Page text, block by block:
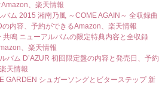
、楽天情報
バム 2015 湘南乃風 ～COME AGAIN～ 全収録曲
の内容、予約ができるAmazon、楽天情報
共鳴 ニューアルバムの限定特典内容と全収録
、楽天情報
バム D’AZUR 初回限定盤の内容と発売日、予約
天情報
GARDEN シュガーソングとビターステップ 新